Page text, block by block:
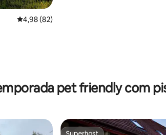
4,98 de uma avaliação média de 5, 82
4,98 (82)
pet friendly com